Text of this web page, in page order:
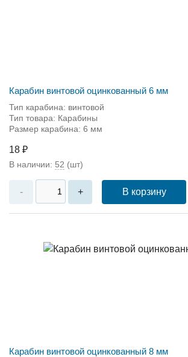
Карабин винтовой оцинкованный 6 мм
Тип карабина: винтовой
Тип товара: Карабины
Размер карабина: 6 мм
18 ₽
В наличии: 52 (шт)
- + В корзину
Карабин винтовой оцинкованный 8 мм